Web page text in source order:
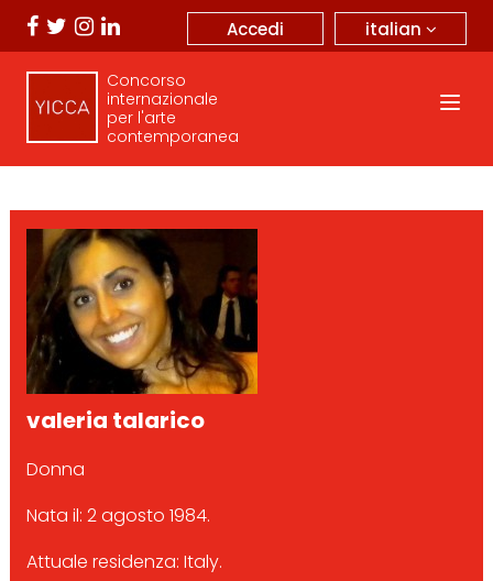
italian
Accedi
Concorso
internazionale
per l'arte
contemporanea
valeria talarico
Donna
Nata il: 2 agosto 1984.
Attuale residenza: Italy.